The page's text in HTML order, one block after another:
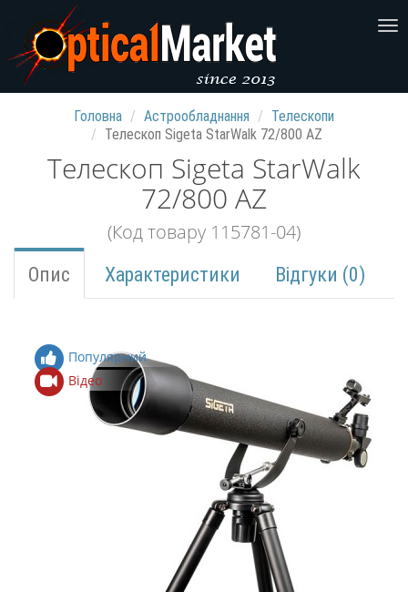
Головна Астрообладнання
Телескопи
Телескоп Sigeta StarWalk 72/800 AZ
Телескоп Sigeta StarWalk
72/800 AZ
(Код товару 115781-04)
Опис Характеристики Відгуки (0)
Популярний
Відео